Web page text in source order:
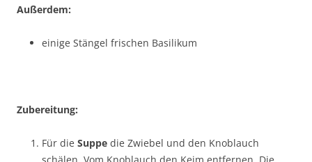
Außerdem:
einige Stängel frischen Basilikum
Zubereitung:
Für die Suppe die Zwiebel und den Knoblauch